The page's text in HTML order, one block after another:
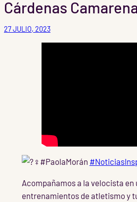
Cárdenas
27 JULIO, 2023
#PaolaMorán
Acompañamos a la velocista en
entrenamientos de atletismo y